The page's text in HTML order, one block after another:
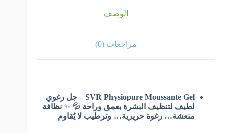
الوصف
مراجعات (0)
SVR Physiopure Moussante Gel – جل رغوي
لطيف لتنظيف البشرة بعمق وراحة 💦 ✨ نظافة
منعشة… رغوة حريرية… وترطيب لا يُقاوم